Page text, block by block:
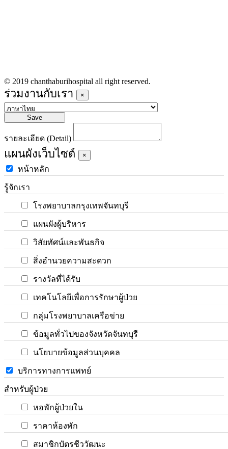
© 2019 chanthaburihospital all right reserved.
ร่วมงานกับเรา ×
Save
รายละเอียด (Detail)
แผนผังเว็บไซต์ ×
หน้าหลัก
รู้จักเรา
โรงพยาบาลกรุงเทพจันทบุรี
แผนผังผู้บริหาร
วิสัยทัศน์และพันธกิจ
สิ่งอำนวยความสะดวก
รางวัลที่ได้รับ
เทคโนโลยีเพื่อการรักษาผู้ป่วย
กลุ่มโรงพยาบาลเครือข่าย
ข้อมูลทั่วไปของจังหวัดจันทบุรี
นโยบายข้อมูลส่วนบุคคล
บริการทางการแพทย์
สำหรับผู้ป่วย
หอพักผู้ป่วยใน
ราคาห้องพัก
สมาชิกบัตรชีววัฒนะ